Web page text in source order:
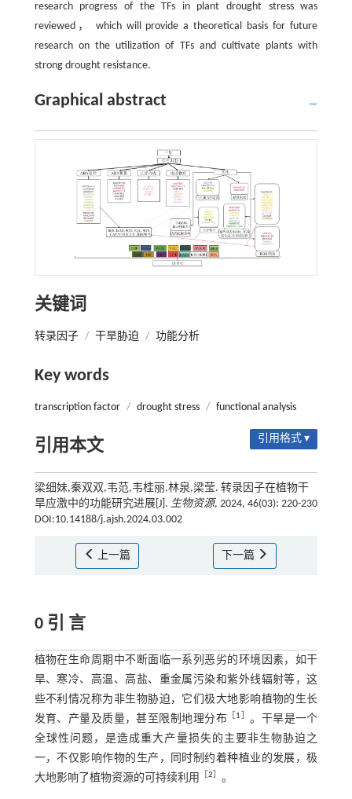
research progress of the TFs in plant drought stress was
reviewed， which will provide a theoretical basis for future
research on the utilization of TFs and cultivate plants with
strong drought resistance.
Graphical abstract
关键词
转录因子 / 干旱胁迫 / 功能分析
Key words
transcription factor / drought stress / functional analysis
引用本文 引用格式 ▾
梁细妹,秦双双,韦范,韦桂丽,林泉,梁莹. 转录因子在植物干
旱应激中的功能研究进展[J]. 生物资源, 2024, 46(03): 220-230
DOI:10.14188/j.ajsh.2024.03.002
上一篇 下一篇
0 引 言
植物在生命周期中不断面临一系列恶劣的环境因素，如干
旱、寒冷、高温、高盐、重金属污染和紫外线辐射等，这
些不利情况称为非生物胁迫，它们极大地影响植物的生长
发育、产量及质量，甚至限制地理分布［1］ 。干旱是一个
全球性问题，是造成重大产量损失的主要非生物胁迫之
一，不仅影响作物的生产，同时制约着种植业的发展，极
大地影响了植物资源的可持续利用
［2］ 。